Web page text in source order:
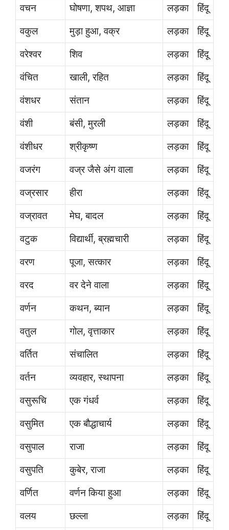
वचन
घोषणा, शपथ, आज्ञा लड़का
हिंदू
वकुल
मुड़ा हुआ, वक्र लड़का
हिंदू
वरेश्वर
शिव लड़का
हिंदू
वंचित
खाली, रहित लड़का
हिंदू
वंशधर
संतान लड़का
हिंदू
वंशी
बंसी, मुरली लड़का
हिंदू
वंशीधर
श्रीकृष्ण लड़का
हिंदू
वजरंग
वज्र जैसे अंग वाला लड़का
हिंदू
वज्रसार
हीरा लड़का
हिंदू
वज्रावत
मेघ, बादल लड़का
हिंदू
वटुक
विद्यार्थी, ब्रह्मचारी लड़का
हिंदू
वरण
पूजा, सत्कार लड़का
हिंदू
वरद
वर देने वाला लड़का
हिंदू
वर्णन
कथन, ब्यान लड़का
हिंदू
वतुल
गोल, वृत्ताकार लड़का
हिंदू
वर्तित
संचालित लड़का
हिंदू
वर्तन
व्यवहार, स्थापना लड़का
हिंदू
वसुरूचि
एक गंधर्व लड़का
हिंदू
वसुमित
एक बौद्धाचार्य लड़का
हिंदू
वसुपाल
राजा लड़का
हिंदू
वसुपति
कुबेर, राजा लड़का
हिंदू
वर्णित
वर्णन किया हुआ लड़का
हिंदू
वलय
छल्ला लड़का हिंदू